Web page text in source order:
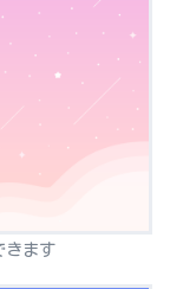
きます